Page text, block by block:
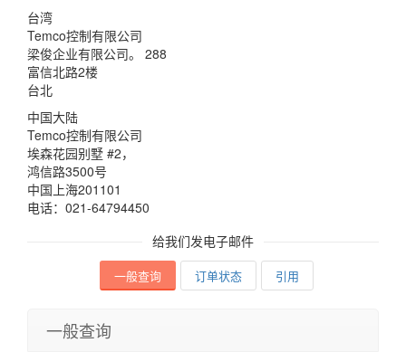
台湾
Temco控制有限公司
梁俊企业有限公司。 288
富信北路2楼
台北
中国大陆
Temco控制有限公司
埃森花园别墅 #2，
鸿信路3500号
中国上海201101
电话：021-64794450
给我们发电子邮件
一般查询 订单状态 引用
一般查询